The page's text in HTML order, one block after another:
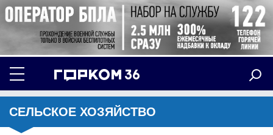
СЕЛЬСКОЕ ХОЗЯЙСТВО